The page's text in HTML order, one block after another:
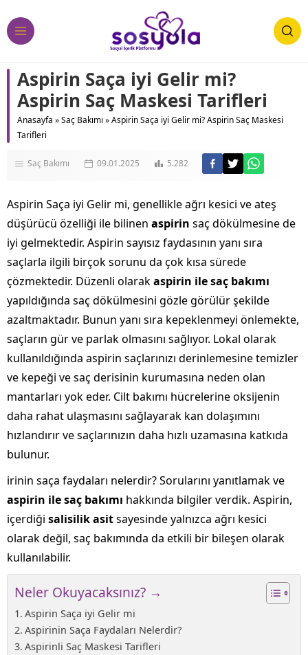
Aspirin Saça iyi Gelir mi?
Aspirin Saç Maskesi Tarifleri
Anasayfa »Saç Bakımı »Aspirin Saça iyi Gelir mi? Aspirin Saç Maskesi
Tarifleri
Saç Bakımı 09.01.2025 5.282
Aspirin Saça iyi Gelir mi, genellikle ağrı kesici ve ateş
düşürücü özelliği ile bilinen aspirin saç dökülmesine de
iyi gelmektedir. Aspirin sayısız faydasının yanı sıra
saçlarla ilgili birçok sorunu da çok kısa sürede
çözmektedir. Düzenli olarakaspirin ile saç bakımı
yapıldığında saç dökülmesini gözle görülür şekilde
azaltmaktadır. Bunun yanı sıra kepeklenmeyi önlemekte,
saçların gür ve parlak olmasını sağlıyor. Lokal olarak
kullanıldığında aspirin saçlarınızı derinlemesine temizler
ve kepeği ve saç derisinin kurumasına neden olan
mantarları yok eder. Cilt bakımı hücrelerine oksijenin
daha rahat ulaşmasını sağlayarak kan dolaşımını
hızlandırır ve saçlarınızın daha hızlı uzamasına katkıda
bulunur.
irinin saça faydaları nelerdir? Sorularını yanıtlamak ve
aspirin ile saç bakımı hakkında bilgiler verdik. Aspirin,
içerdiği salisilik asitsayesinde yalnızca ağrı kesici
olarak değil, saç bakımında da etkili bir bileşen olarak
kullanılabilir.
Neler Okuyacaksınız? →
Aspirin Saça iyi Gelir mi
Aspirinin Saça Faydaları Nelerdir?
Aspirinli Saç Maskesi Tarifleri